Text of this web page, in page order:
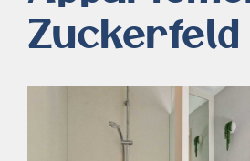
Zuckerfeld